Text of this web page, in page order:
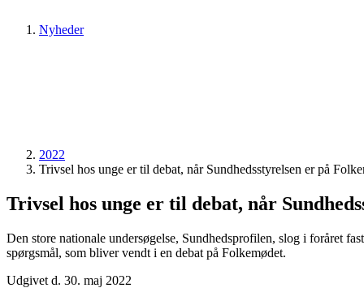
Nyheder
2022
Trivsel hos unge er til debat, når Sundhedsstyrelsen er på
Trivsel hos unge er til debat, når
Den store nationale undersøgelse, Sundhedsprofilen, slog i foråret
spørgsmål, som bliver vendt i en debat på Folkemødet.
Udgivet d. 30. maj 2022